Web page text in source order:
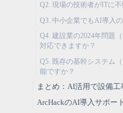
Q2. 現場の技術者がITに
Q3. 中小企業でもAI導入
Q4. 建設業の2024年問題
対応できますか？
Q5. 既存の基幹システム
能ですか？
まとめ：AI活用で設備工
ArcHackのAI導入サポート